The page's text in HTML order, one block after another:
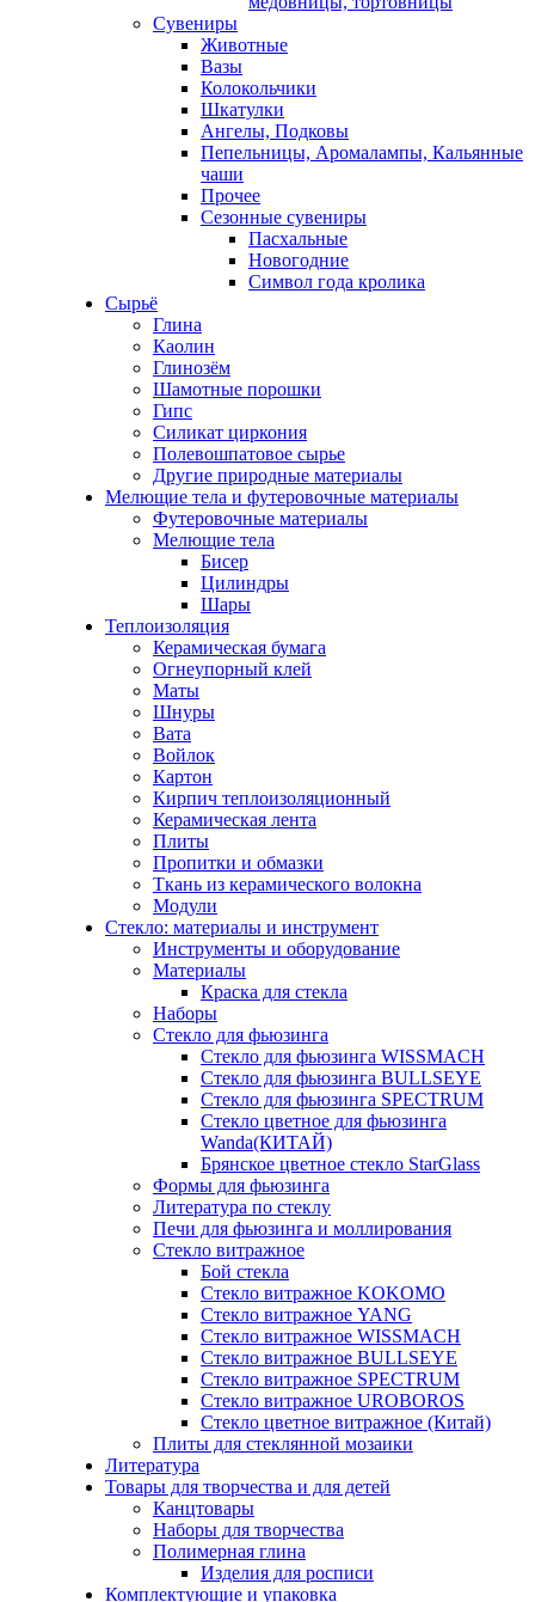
Сувениры
Животные
Вазы
Колокольчики
Шкатулки
Ангелы, Подковы
Пепельницы, Аромалампы, Кальянные
чаши
Прочее
Сезонные сувениры
Пасхальные
Новогодние
Символ года кролика
Сырьё
Глина
Каолин
Глинозём
Шамотные порошки
Гипс
Силикат циркония
Полевошпатовое сырье
Другие природные материалы
Мелющие тела и футеровочные материалы
Футеровочные материалы
Мелющие тела
Бисер
Цилиндры
Шары
Теплоизоляция
Керамическая бумага
Огнеупорный клей
Маты
Шнуры
Вата
Войлок
Картон
Кирпич теплоизоляционный
Керамическая лента
Плиты
Пропитки и обмазки
Ткань из керамического волокна
Модули
Стекло: материалы и инструмент
Инструменты и оборудование
Материалы
Краска для стекла
Наборы
Стекло для фьюзинга
Стекло для фьюзинга WISSMACH
Стекло для фьюзинга BULLSEYE
Стекло для фьюзинга SPECTRUM
Стекло цветное для фьюзинга
Wanda(КИТАЙ)
Брянское цветное стекло StarGlass
Формы для фьюзинга
Литература по стеклу
Печи для фьюзинга и моллирования
Стекло витражное
Бой стекла
Стекло витражное KOKOMO
Стекло витражное YANG
Стекло витражное WISSMACH
Стекло витражное BULLSEYE
Стекло витражное SPECTRUM
Стекло витражное UROBOROS
Стекло цветное витражное (Китай)
Плиты для стеклянной мозаики
Литература
Товары для творчества и для детей
Канцтовары
Наборы для творчества
Полимерная глина
Изделия для росписи
Комплектующие и упаковка